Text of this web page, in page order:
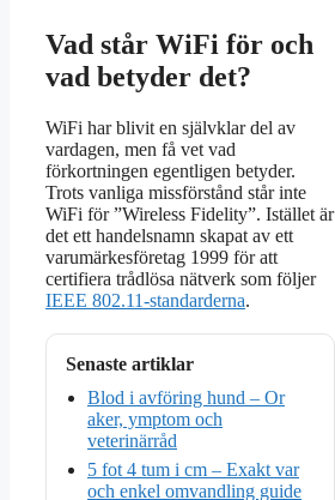
Vad står WiFi för och
vad betyder det?
WiFi har blivit en självklar del av
vardagen, men få vet vad
förkortningen egentligen betyder.
Trots vanliga missförstånd står inte
WiFi för ”Wireless Fidelity”. Istället är
det ett handelsnamn skapat av ett
varumärkesföretag 1999 för att
certifiera trådlösa nätverk som följer
IEEE 802.11-standarderna.
Senaste artiklar
Blod i avföring hund – Or
aker, ymptom och
veterinärråd
5 fot 4 tum i cm – Exakt var
och enkel omvandling guide